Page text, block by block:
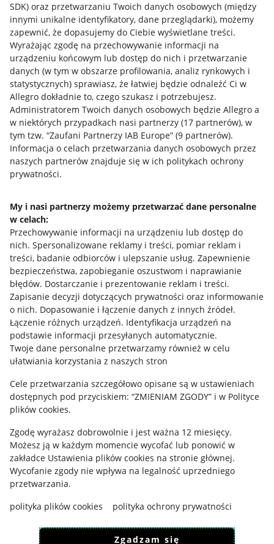
SDK) oraz przetwarzaniu Twoich danych osobowych (między
innymi unikalne identyfikatory, dane przeglądarki), możemy
zapewnić, że dopasujemy do Ciebie wyświetlane treści.
Wyrażając zgodę na przechowywanie informacji na
urządzeniu końcowym lub dostęp do nich i przetwarzanie
danych (w tym w obszarze profilowania, analiz rynkowych i
statystycznych) sprawiasz, że łatwiej będzie odnaleźć Ci w
Allegro dokładnie to, czego szukasz i potrzebujesz.
Administratorem Twoich danych osobowych będzie Allegro a
w niektórych przypadkach nasi partnerzy (17 partnerów), w
tym tzw. “Zaufani Partnerzy IAB Europe” (9 partnerów).
Informacja o celach przetwarzania danych osobowych przez
naszych partnerów znajduje się w ich politykach ochrony
prywatności.
My i nasi partnerzy możemy przetwarzać dane personalne
w celach:
Przechowywanie informacji na urządzeniu lub dostęp do
nich. Spersonalizowane reklamy i treści, pomiar reklam i
treści, badanie odbiorców i ulepszanie usług. Zapewnienie
bezpieczeństwa, zapobieganie oszustwom i naprawianie
błędów. Dostarczanie i prezentowanie reklam i treści.
Zapisanie decyzji dotyczących prywatności oraz informowanie
o nich. Dopasowanie i łączenie danych z innych źródeł.
Łączenie różnych urządzeń. Identyfikacja urządzeń na
podstawie informacji przesyłanych automatycznie.
Twoje dane personalne przetwarzamy również w celu
ułatwiania korzystania z naszych stron
Cele przetwarzania szczegółowo opisane są w ustawieniach
dostępnych pod przyciskiem: “ZMIENIAM ZGODY” i w Polityce
plików cookies.
Zgodę wyrażasz dobrowolnie i jest ważna 12 miesięcy.
Możesz ją w każdym momencie wycofać lub ponowić w
zakładce Ustawienia plików cookies na stronie głównej.
Wycofanie zgody nie wpływa na legalność uprzedniego
przetwarzania.
polityka plików cookies
polityka ochrony prywatności
Zgadzam się
Przydatne informacje
Jak to działa
Allegro Gadane dla sprzedających
Allegro Gadane dla kupujących
Mapa miejscowości
Informacje prawne
Regulamin
Polityka plików "cookies"
Ustawienia plików "cookies"
Udostępnianie lokalizacji
Informacje dla Aktu o Usługach Cyfrowych
Pobierz aplikację